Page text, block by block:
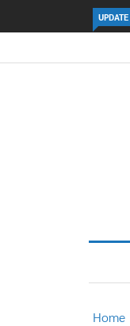
UPDATE
Home